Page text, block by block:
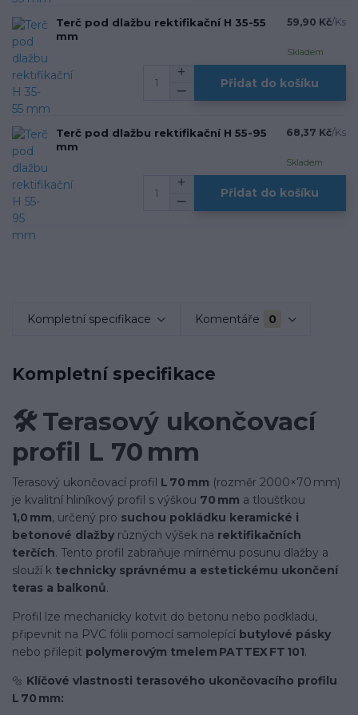
Terč pod dlažbu rektifikační H 35-55
mm
59,90 Kč/Ks
Skladem
Přidat do košíku
Terč pod dlažbu rektifikační H 55-95
mm
68,37 Kč/Ks
Skladem
Přidat do košíku
Kompletní specifikace Komentáře 0
Kompletní specifikace
🛠️ Terasový ukončovací
profil L 70 mm
Terasový ukončovací profil L 70 mm (rozměr 2000×70 mm)
je kvalitní hliníkový profil s výškou 70 mm a tloušťkou
1,0 mm, určený pro suchou pokládku keramické i
betonové dlažby různých výšek na rektifikačních
terčích. Tento profil zabraňuje mírnému posunu dlažby a
slouží k technicky správnému a estetickému ukončení
teras a balkonů.
Profil lze mechanicky kotvit do betonu nebo podkladu,
připevnit na PVC fólii pomocí samolepící butylové pásky
nebo přilepit polymerovým tmelem PATTEX FT 101.
🔩 Klíčové vlastnosti terasového ukončovacího profilu
L 70 mm: